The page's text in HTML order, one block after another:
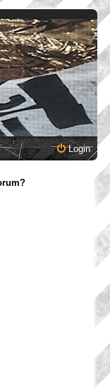
Login